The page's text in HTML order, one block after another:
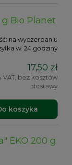
Bio Planet
na wyczerpaniu
w: 24 godziny
17,50 zł
VAT, bez kosztów
dostawy
koszyka
EKO 200 g